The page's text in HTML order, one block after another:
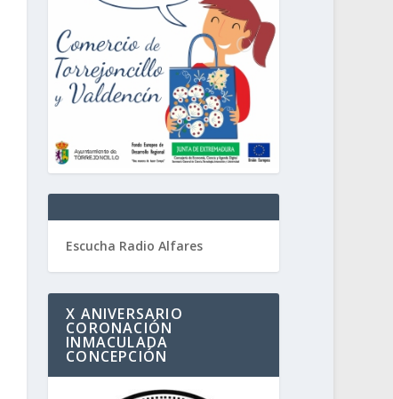
Escucha Radio Alfares
X ANIVERSARIO
CORONACIÓN
INMACULADA
CONCEPCIÓN